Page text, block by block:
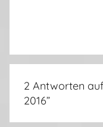
,
P
o
2 Antworten
2016”